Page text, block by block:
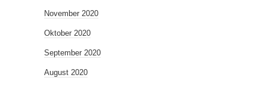
November 2020
Oktober 2020
September 2020
August 2020